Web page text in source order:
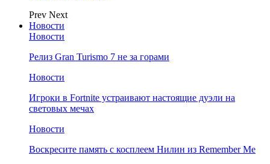
Prev Next
Новости
Новости
Релиз Gran Turismo 7 не за горами
Новости
Игроки в Fortnite устраивают настоящие дуэли на
световых мечах
Новости
Воскресите память с косплеем Нилин из Remember Me